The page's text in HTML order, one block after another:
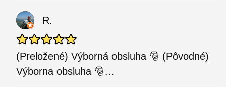
R.
(Preložené) Výborná obsluha 🎅 (Pôvodné)
Výborna obsluha 🎅…